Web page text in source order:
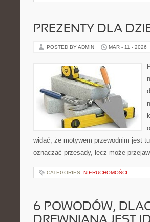
PREZENTY DLA
POSTED BY ADMIN MAR - 11 - 2026
widać, że motywem przewodnim jest
oznaczać przesady, lecz może
CATEGORIES: NIERUCHOMOŚCI
6 POWODÓW,